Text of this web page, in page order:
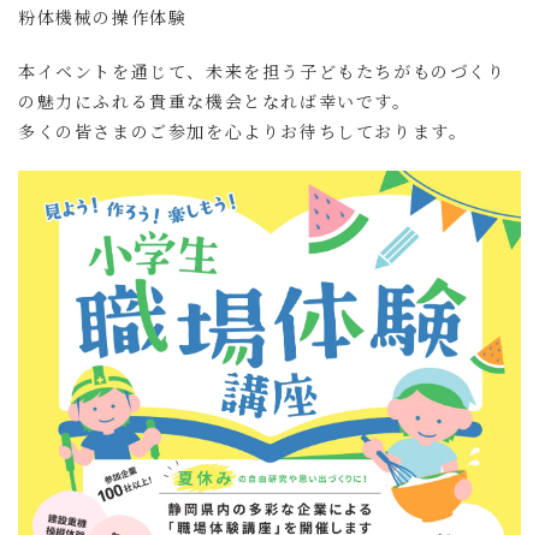
粉体機械の操作体験
本イベントを通じて、未来を担う子どもたちがものづくり
の魅力にふれる貴重な機会となれば幸いです。
多くの皆さまのご参加を心よりお待ちしております。